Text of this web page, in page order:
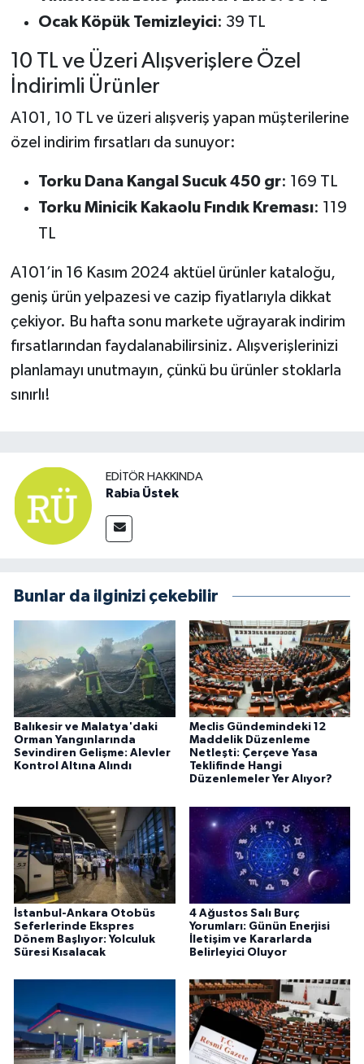
Ocak Köpük Temizleyici: 39 TL
10 TL ve Üzeri Alışverişlere Özel
İndirimli Ürünler
A101, 10 TL ve üzeri alışveriş yapan müşterilerine
özel indirim fırsatları da sunuyor:
Torku Dana Kangal Sucuk 450 gr: 169 TL
Torku Minicik Kakaolu Fındık Kreması: 119
TL
A101’in 16 Kasım 2024 aktüel ürünler kataloğu,
geniş ürün yelpazesi ve cazip fiyatlarıyla dikkat
çekiyor. Bu hafta sonu markete uğrayarak indirim
fırsatlarından faydalanabilirsiniz. Alışverişlerinizi
planlamayı unutmayın, çünkü bu ürünler stoklarla
sınırlı!
EDITÖR HAKKINDA
Rabia Üstek
Bunlar da ilginizi çekebilir
Balıkesir ve Malatya'daki
Orman Yangınlarında
Sevindiren Gelişme: Alevler
Kontrol Altına Alındı
Meclis Gündemindeki 12
Maddelik Düzenleme
Netleşti: Çerçeve Yasa
Teklifinde Hangi
Düzenlemeler Yer Alıyor?
İstanbul-Ankara Otobüs
Seferlerinde Ekspres
Dönem Başlıyor: Yolculuk
Süresi Kısalacak
4 Ağustos Salı Burç
Yorumları: Günün Enerjisi
İletişim ve Kararlarda
Belirleyici Oluyor